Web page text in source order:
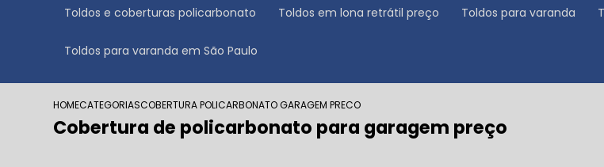
Toldos e coberturas policarbonato Toldos em lona retrátil preço Toldos para varanda
Toldos para varanda em São Paulo
HOMECATEGORIASCOBERTURA POLICARBONATO GARAGEM PRECO
Cobertura de policarbonato para garagem preço